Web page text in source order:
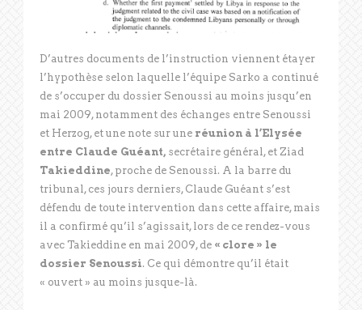
D’autres documents de l’instruction viennent étayer
l’hypothèse selon laquelle l’équipe Sarko a continué
de s’occuper du dossier Senoussi au moins jusqu’en
mai 2009, notamment des échanges entre Senoussi
et Herzog, et une note sur une réunion à l’Elysée
entre Claude Guéant, secrétaire général, et Ziad
Takieddine, proche de Senoussi. A la barre du
tribunal, ces jours derniers, Claude Guéant s’est
défendu de toute intervention dans cette affaire, mais
il a confirmé qu’il s’agissait, lors de ce rendez-vous
avec Takieddine en mai 2009, de « clore » le
dossier Senoussi. Ce qui démontre qu’il était
« ouvert » au moins jusque-là.